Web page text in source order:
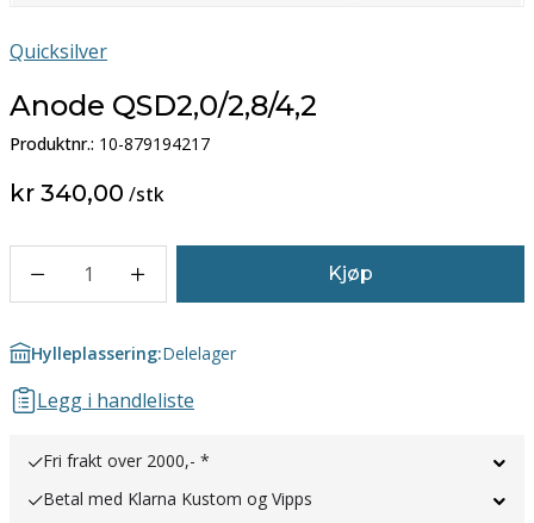
Quicksilver
Anode QSD2,0/2,8/4,2
Produktnr.: 10-879194217
kr 340,00 /stk
1 Kjøp
Hylleplassering:Delelager
Legg i handleliste
Fri frakt over 2000,- *
Betal med Klarna Kustom og Vipps